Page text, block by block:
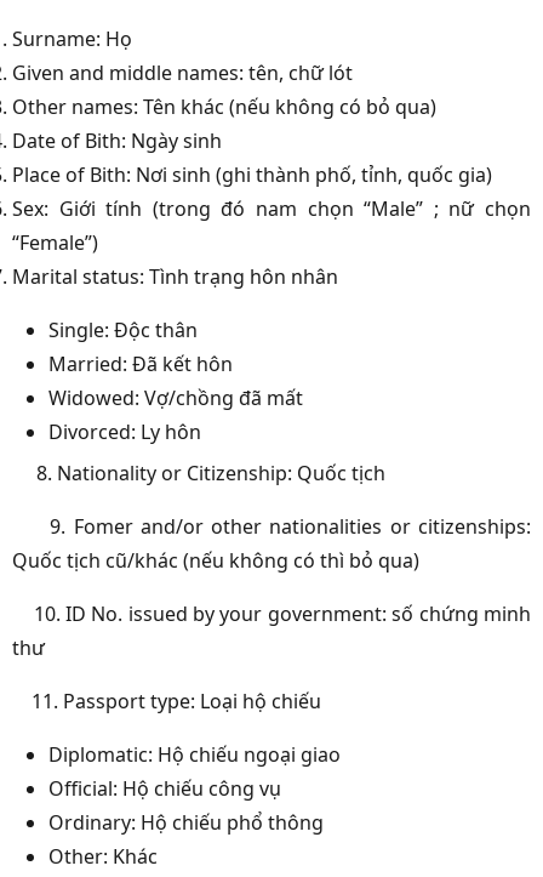
Surname: Họ
Given and middle names: tên, chữ lót
Other names: Tên khác (nếu không có bỏ qua)
Date of Bith: Ngày sinh
Place of Bith: Nơi sinh (ghi thành phố, tỉnh, quốc gia)
Sex: Giới tính (trong đó nam chọn “Male” ; nữ chọn
“Female”)
Marital status: Tình trạng hôn nhân
Single: Độc thân
Married: Đã kết hôn
Widowed: Vợ/chồng đã mất
Divorced: Ly hôn
8. Nationality or Citizenship: Quốc tịch
9. Fomer and/or other nationalities or citizenships:
Quốc tịch cũ/khác (nếu không có thì bỏ qua)
10. ID No. issued by your government: số chứng minh
thư
11. Passport type: Loại hộ chiếu
Diplomatic: Hộ chiếu ngoại giao
Official: Hộ chiếu công vụ
Ordinary: Hộ chiếu phổ thông
Other: Khác